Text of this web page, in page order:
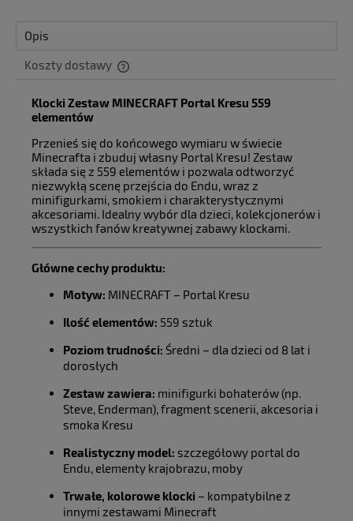
Opis
Koszty dostawy
Cena nie zawiera ewentualnych kosztów płatności
Klocki Zestaw MINECRAFT Portal Kresu 559
elementów
Przenieś się do końcowego wymiaru w świecie
Minecrafta i zbuduj własny Portal Kresu! Zestaw
składa się z 559 elementów i pozwala odtworzyć
niezwykłą scenę przejścia do Endu, wraz z
minifigurkami, smokiem i charakterystycznymi
akcesoriami. Idealny wybór dla dzieci, kolekcjonerów i
wszystkich fanów kreatywnej zabawy klockami.
Główne cechy produktu:
Motyw: MINECRAFT – Portal Kresu
Ilość elementów: 559 sztuk
Poziom trudności: Średni – dla dzieci od 8 lat i
dorosłych
Zestaw zawiera: minifigurki bohaterów (np.
Steve, Enderman), fragment scenerii, akcesoria i
smoka Kresu
Realistyczny model: szczegółowy portal do
Endu, elementy krajobrazu, moby
Trwałe, kolorowe klocki – kompatybilne z
innymi zestawami Minecraft